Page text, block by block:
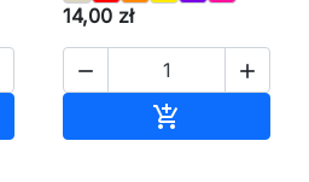
14,00 zł
 
